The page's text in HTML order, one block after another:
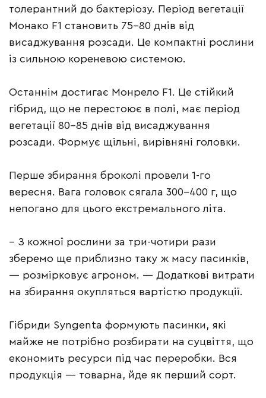
толерантний до бактеріозу. Період вегетації
Монако F1 становить 75–80 днів від
висаджування розсади. Це компактні рослини
із сильною кореневою системою.
Останнім достигає Монрело F1. Це стійкий
гібрид, що не перестоює в полі, має період
вегетації 80–85 днів від висаджування
розсади. Формує щільні, вирівняні головки.
Перше збирання броколі провели 1-го
вересня. Вага головок сягала 300–400 г, що
непогано для цього екстремального літа.
– З кожної рослини за три-чотири рази
зберемо ще приблизно таку ж масу пасинків,
— розмірковує агроном. — Додаткові витрати
на збирання окупляться вартістю продукції.
Гібриди Syngenta формують пасинки, які
майже не потрібно розбирати на суцвіття, що
економить ресурси під час переробки. Вся
продукція — товарна, йде як перший сорт.